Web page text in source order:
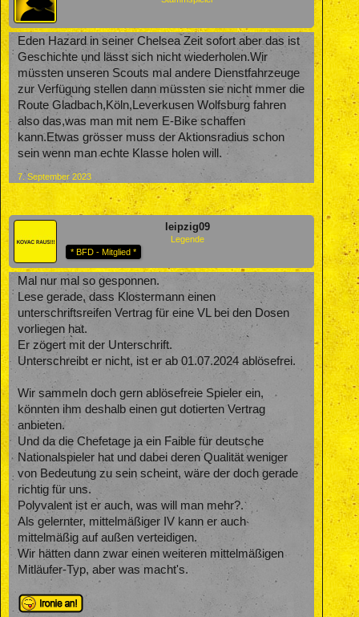
Eden Hazard in seiner Chelsea Zeit sofort aber das ist
Geschichte und lässt sich nicht wiederholen.Wir
müssten unseren Scouts mal andere Dienstfahrzeuge
zur Verfügung stellen dann müssten sie nicht mmer die
Route Gladbach,Köln,Leverkusen Wolfsburg fahren
also das,was man mit nem E-Bike schaffen
kann.Etwas grösser muss der Aktionsradius schon
sein wenn man echte Klasse holen will.
7. September 2023
leipzig09
Legende
* BFD - Mitglied *
Mal nur mal so gesponnen.
Lese gerade, dass Klostermann einen
unterschriftsreifen Vertrag für eine VL bei den Dosen
vorliegen hat.
Er zögert mit der Unterschrift.
Unterschreibt er nicht, ist er ab 01.07.2024 ablösefrei.
Wir sammeln doch gern ablösefreie Spieler ein,
könnten ihm deshalb einen gut dotierten Vertrag
anbieten.
Und da die Chefetage ja ein Faible für deutsche
Nationalspieler hat und dabei deren Qualität weniger
von Bedeutung zu sein scheint, wäre der doch gerade
richtig für uns.
Polyvalent ist er auch, was will man mehr?.
Als gelernter, mittelmäßiger IV kann er auch
mittelmäßig auf außen verteidigen.
Wir hätten dann zwar einen weiteren mittelmäßigen
Mitläufer-Typ, aber was macht's.